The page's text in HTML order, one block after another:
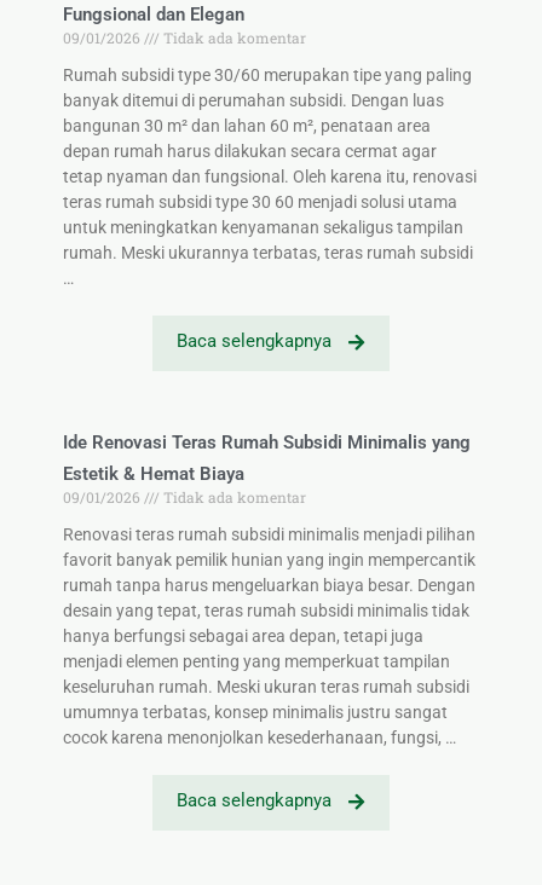
Fungsional dan Elegan
09/01/2026
Tidak ada komentar
Rumah subsidi type 30/60 merupakan tipe yang paling
banyak ditemui di perumahan subsidi. Dengan luas
bangunan 30 m² dan lahan 60 m², penataan area
depan rumah harus dilakukan secara cermat agar
tetap nyaman dan fungsional. Oleh karena itu, renovasi
teras rumah subsidi type 30 60 menjadi solusi utama
untuk meningkatkan kenyamanan sekaligus tampilan
rumah. Meski ukurannya terbatas, teras rumah subsidi
…
Baca selengkapnya
Ide Renovasi Teras Rumah Subsidi Minimalis yang
Estetik & Hemat Biaya
09/01/2026
Tidak ada komentar
Renovasi teras rumah subsidi minimalis menjadi pilihan
favorit banyak pemilik hunian yang ingin mempercantik
rumah tanpa harus mengeluarkan biaya besar. Dengan
desain yang tepat, teras rumah subsidi minimalis tidak
hanya berfungsi sebagai area depan, tetapi juga
menjadi elemen penting yang memperkuat tampilan
keseluruhan rumah. Meski ukuran teras rumah subsidi
umumnya terbatas, konsep minimalis justru sangat
cocok karena menonjolkan kesederhanaan, fungsi, …
Baca selengkapnya